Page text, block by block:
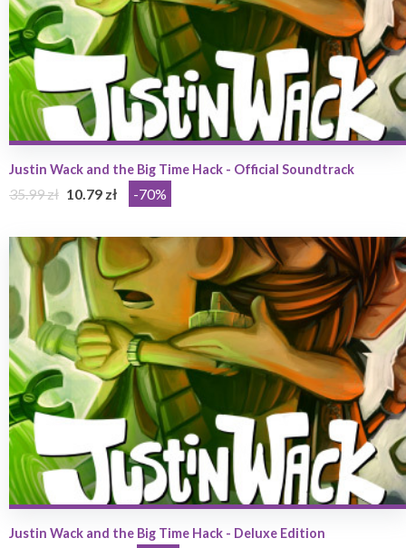
Justin Wack and the Big Time Hack - Official Soundtrack
35.99 zł 10.79 zł -70%
Justin Wack and the Big Time Hack - Deluxe Edition